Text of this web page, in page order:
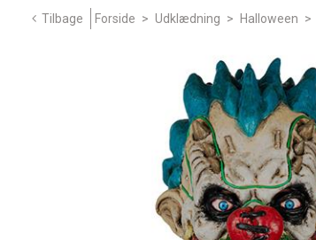
Tilbage Forside > Udklædning > Halloween >